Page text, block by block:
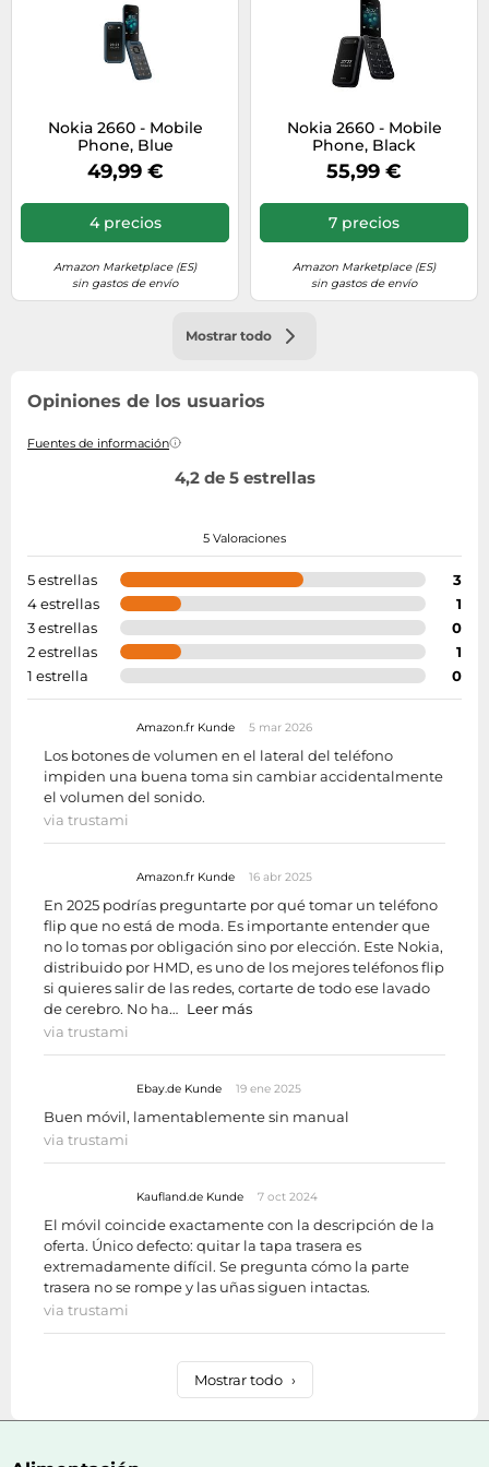
Nokia 2660 - Mobile
Phone, Blue
49,99 €
4 precios
Amazon Marketplace (ES)
sin gastos de envío
Nokia 2660 - Mobile
Phone, Black
55,99 €
7 precios
Amazon Marketplace (ES)
sin gastos de envío
Mostrar todo
Opiniones de los usuarios
Fuentes de información
4,2 de 5 estrellas
5 Valoraciones
5 estrellas
3
4 estrellas
1
3 estrellas
0
2 estrellas
1
1 estrella
0
Amazon.fr Kunde 5 mar 2026
Los botones de volumen en el lateral del teléfono
impiden una buena toma sin cambiar accidentalmente
el volumen del sonido.
via trustami
Amazon.fr Kunde 16 abr 2025
En 2025 podrías preguntarte por qué tomar un teléfono
flip que no está de moda. Es importante entender que
no lo tomas por obligación sino por elección. Este Nokia,
distribuido por HMD, es uno de los mejores teléfonos flip
si quieres salir de las redes, cortarte de todo ese lavado
de cerebro. No ha… Leer más
via trustami
Ebay.de Kunde 19 ene 2025
Buen móvil, lamentablemente sin manual
via trustami
Kaufland.de Kunde 7 oct 2024
El móvil coincide exactamente con la descripción de la
oferta. Único defecto: quitar la tapa trasera es
extremadamente difícil. Se pregunta cómo la parte
trasera no se rompe y las uñas siguen intactas.
via trustami
Mostrar todo ›